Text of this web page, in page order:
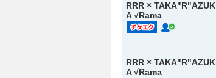
RRR × TAKA"R"AZUK
A √Rama
RRR × TAKA"R"AZUK
A √Rama